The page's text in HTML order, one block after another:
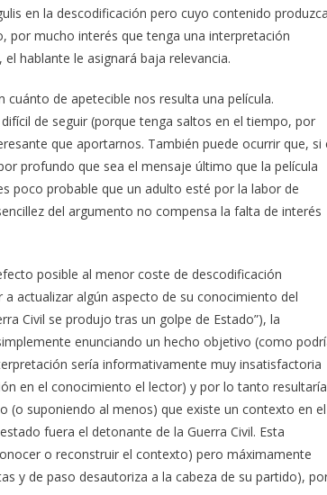
en la descodificación pero cuyo contenido
mucho interés que tenga una interpretación
hablante le asignará baja relevancia.
de apetecible nos resulta una película.
de seguir (porque tenga saltos en el tiempo, por
que aportarnos. También puede ocurrir que, si
profundo que sea el mensaje último que la película
poco probable que un adulto esté por la labor de
del argumento no compensa la falta de interés
posible al menor coste de descodificación
actualizar algún aspecto de su conocimiento del
Civil se produjo tras un golpe de Estado”), la
enunciando un hecho objetivo (como
sería informativamente muy insatisfactoria
en el conocimiento el lector) y por lo tanto resultaría
(o suponiendo al menos) que existe un contexto en el
fuera el detonante de la Guerra Civil. Esta
o reconstruir el contexto) pero máximamente
y de paso desautoriza a la cabeza de su partido),